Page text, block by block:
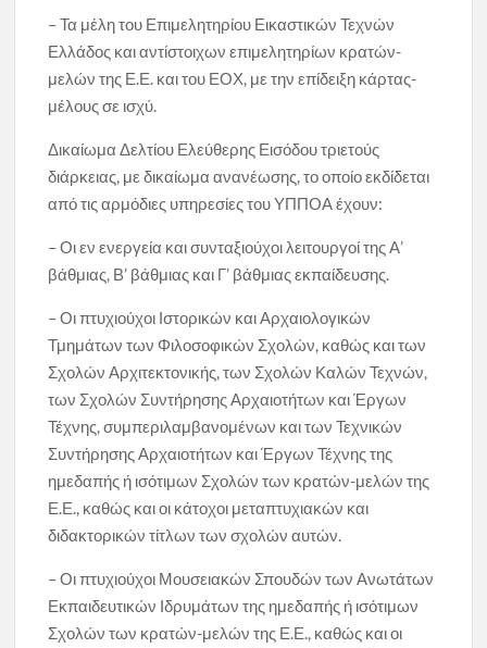
– Τα μέλη του Επιμελητηρίου Εικαστικών Τεχνών
Ελλάδος και αντίστοιχων επιμελητηρίων κρατών-
μελών της Ε.Ε. και του ΕΟΧ, με την επίδειξη κάρτας-
μέλους σε ισχύ.
Δικαίωμα Δελτίου Ελεύθερης Εισόδου τριετούς
διάρκειας, με δικαίωμα ανανέωσης, το οποίο εκδίδεται
από τις αρμόδιες υπηρεσίες του ΥΠΠΟΑ έχουν:
– Οι εν ενεργεία και συνταξιούχοι λειτουργοί της Α’
βάθμιας, Β’ βάθμιας και Γ’ βάθμιας εκπαίδευσης.
– Οι πτυχιούχοι Ιστορικών και Αρχαιολογικών
Τμημάτων των Φιλοσοφικών Σχολών, καθώς και των
Σχολών Αρχιτεκτονικής, των Σχολών Καλών Τεχνών,
των Σχολών Συντήρησης Αρχαιοτήτων και Έργων
Τέχνης, συμπεριλαμβανομένων και των Τεχνικών
Συντήρησης Αρχαιοτήτων και Έργων Τέχνης της
ημεδαπής ή ισότιμων Σχολών των κρατών-μελών της
Ε.Ε., καθώς και οι κάτοχοι μεταπτυχιακών και
διδακτορικών τίτλων των σχολών αυτών.
– Οι πτυχιούχοι Μουσειακών Σπουδών των Ανωτάτων
Εκπαιδευτικών Ιδρυμάτων της ημεδαπής ή ισότιμων
Σχολών των κρατών-μελών της Ε.Ε., καθώς και οι